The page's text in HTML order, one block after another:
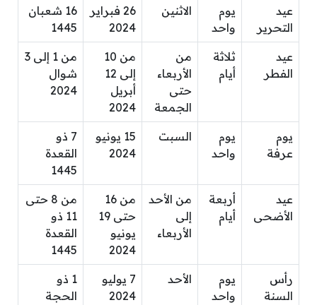
عيد
التحرير
يوم
واحد
الاثنين
26 فبراير
2024
16 شعبان
1445
عيد
الفطر
ثلاثة
أيام
من
الأربعاء
حتى
الجمعة
من 10
إلى 12
أبريل
2024
من 1 إلى 3
شوال
2024
يوم
عرفة
يوم
واحد
السبت
15 يونيو
2024
7 ذو
القعدة
1445
عيد
الأضحى
أربعة
أيام
من الأحد
إلى
الأربعاء
من 16
حتى 19
يونيو
2024
من 8 حتى
11 ذو
القعدة
1445
رأس
السنة
يوم
واحد
الأحد
7 يوليو
2024
1 ذو
الحجة